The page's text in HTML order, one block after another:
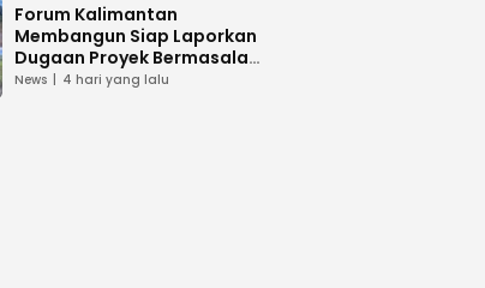
Forum Kalimantan
Membangun Siap Laporkan
Dugaan Proyek Bermasalah
PUPR Kalteng
News 4 hari yang lalu